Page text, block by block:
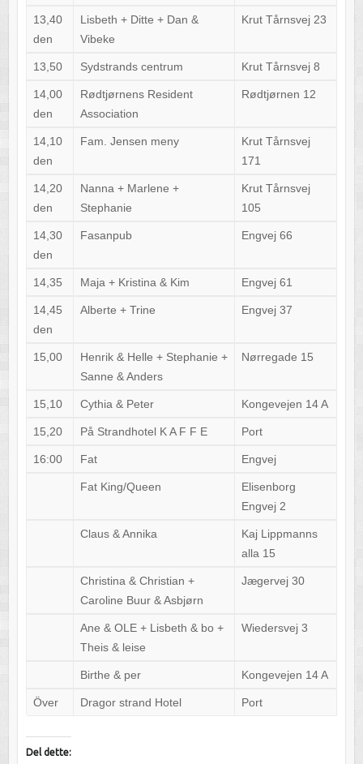
13,40
den
Lisbeth + Ditte + Dan &
Vibeke
Krut Tårnsvej 23
13,50 Sydstrands centrum Krut Tårnsvej 8
14,00
den
Rødtjørnens Resident
Association
Rødtjørnen 12
14,10
den
Fam. Jensen meny
Krut Tårnsvej
171
14,20
den
Nanna + Marlene +
Stephanie
Krut Tårnsvej
105
14,30
den
Fasanpub Engvej 66
14,35 Maja + Kristina & Kim Engvej 61
14,45
den
Alberte + Trine Engvej 37
15,00
Henrik & Helle + Stephanie +
Sanne & Anders
Nørregade 15
15,10 Cythia & Peter Kongevejen 14 A
15,20 På Strandhotel K A F F E Port
16:00 Fat Engvej
Fat King/Queen
Elisenborg
Engvej 2
Claus & Annika
Kaj Lippmanns
alla 15
Christina & Christian +
Caroline Buur & Asbjørn
Jægervej 30
Ane & OLE + Lisbeth & bo +
Theis & leise
Wiedersvej 3
Birthe & per Kongevejen 14 A
Över Dragor strand Hotel Port
Del dette: